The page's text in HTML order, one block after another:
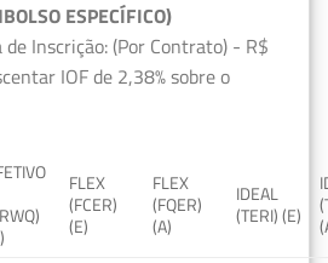
ESPECÍFICO)
Inscrição: (Por Contrato) - R$
IOF de 2,38% sobre o
FLEX
(FCER)
(E)
FLEX
(FQER)
(A)
IDEAL
(TERI) (E)